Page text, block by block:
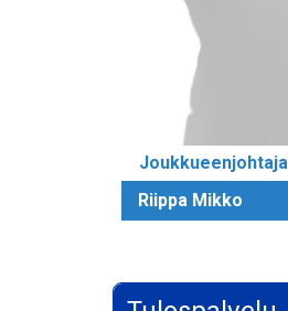
Joukkueenjohtaja
Riippa Mikko